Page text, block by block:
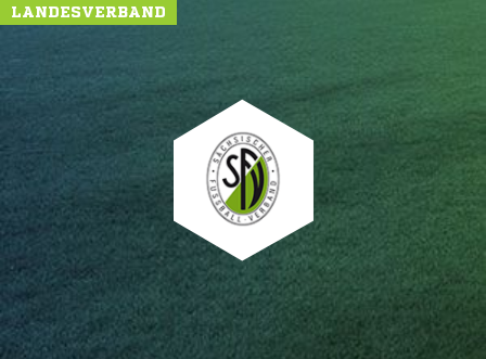
LANDESVERBAND